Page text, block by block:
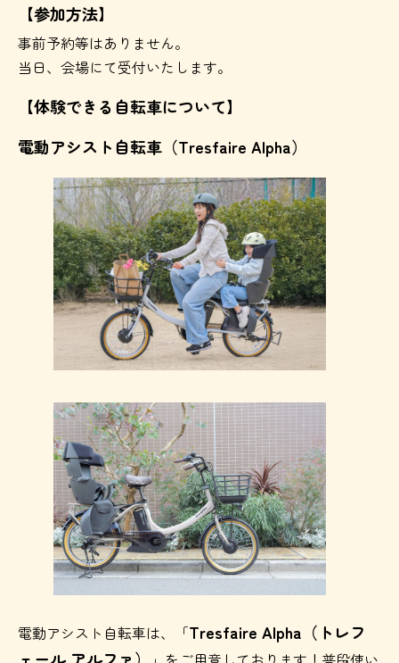
【参加方法】
事前予約等はありません。
当日、会場にて受付いたします。
【体験できる自転車について】
電動アシスト自転車（Tresfaire Alpha）
電動アシスト自転車は、「Tresfaire Alpha（トレフ